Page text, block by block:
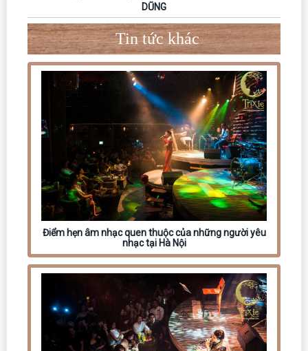
DŨNG
Tin tức khác
Điểm hẹn âm nhạc quen thuộc của những người yêu
nhạc tại Hà Nội